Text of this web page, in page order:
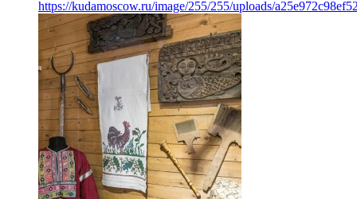
https://kudamoscow.ru/image/255/255/uploads/